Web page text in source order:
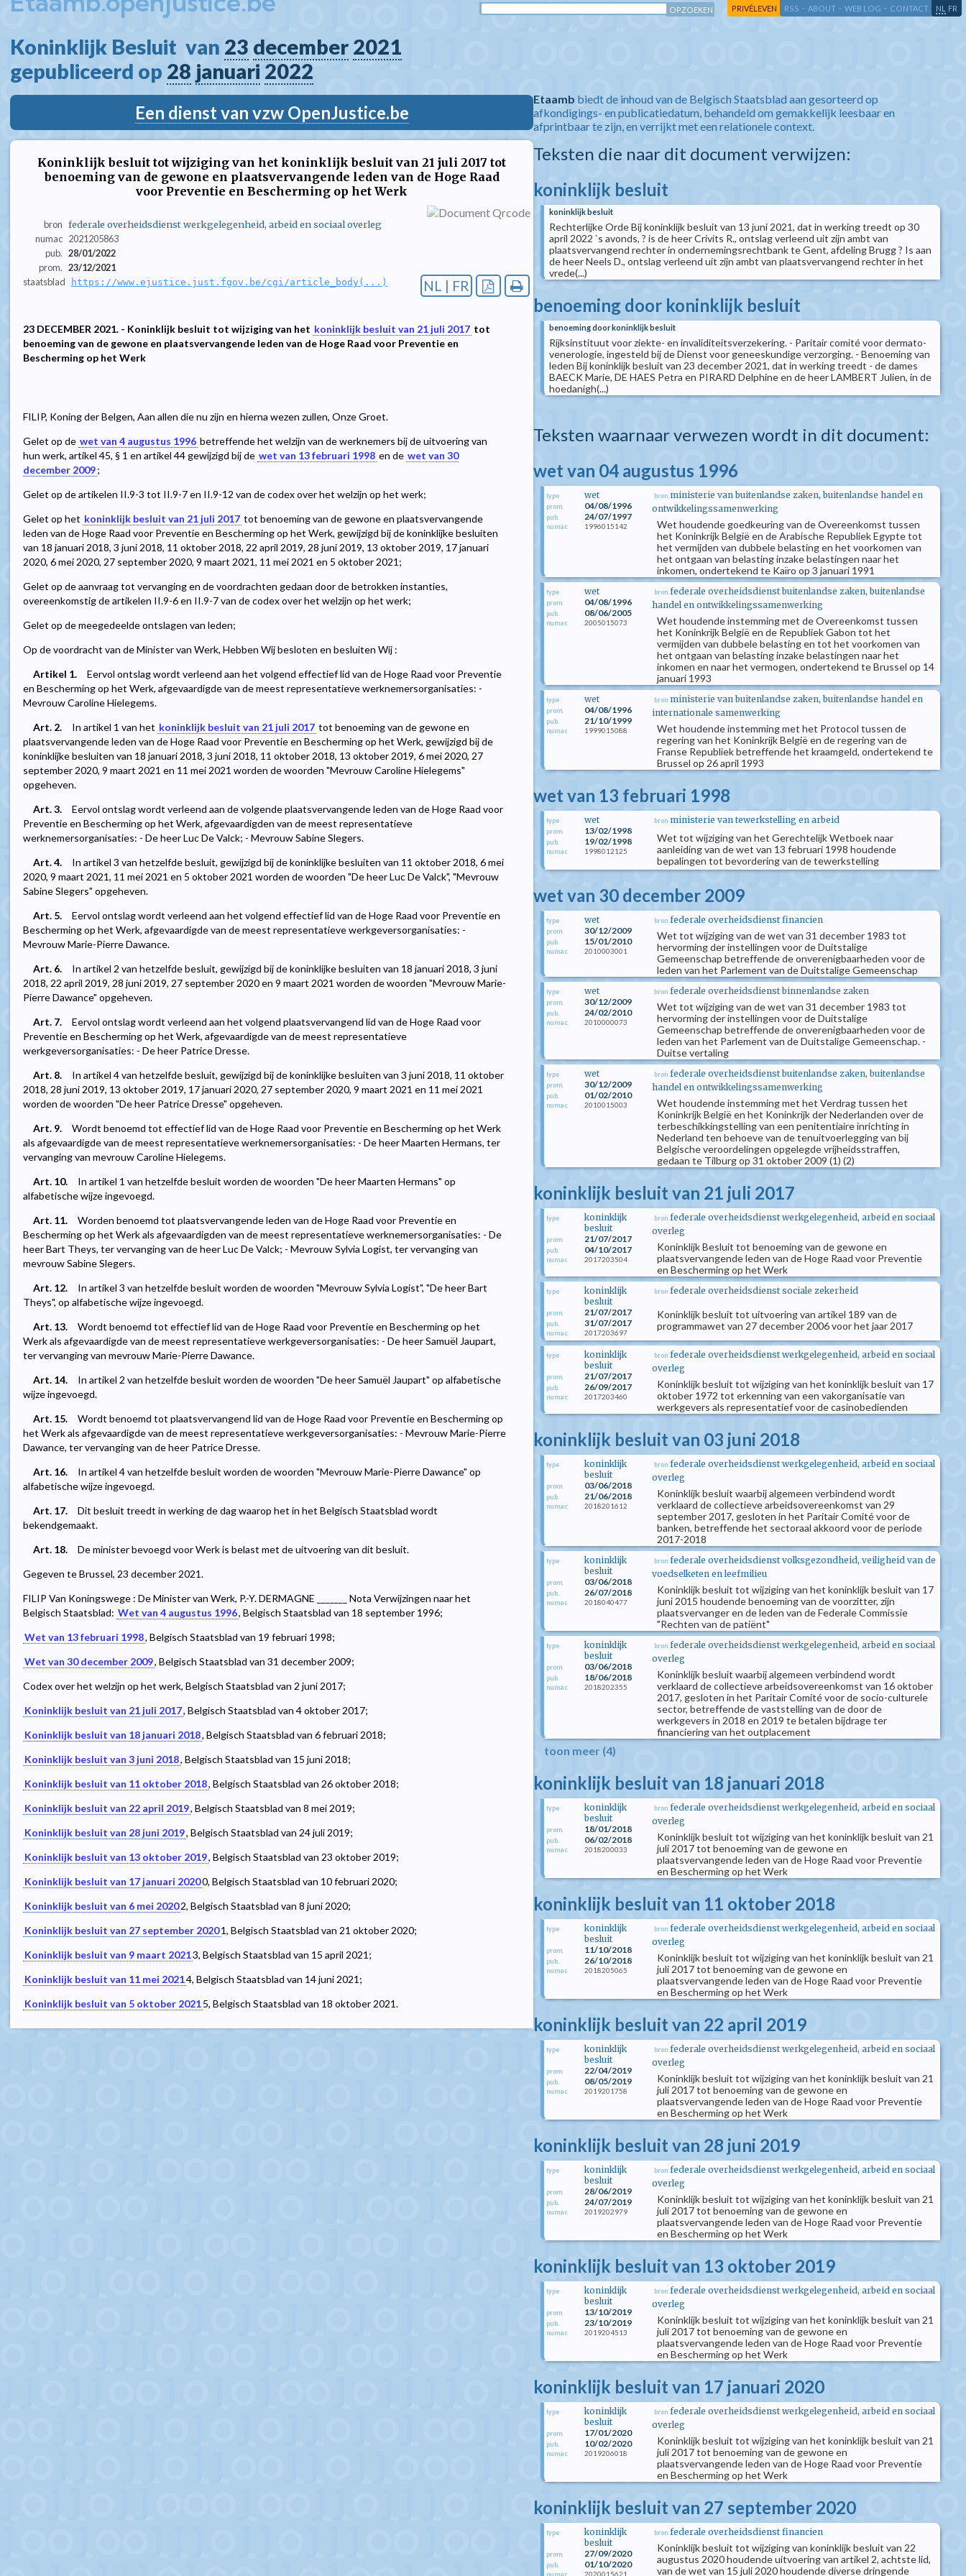
PRIVÉLEVEN RSS - ABOUT - WEB LOG - CONTACT NL FR
Koninklijk Besluit  van 23 december 2021
gepubliceerd op 28 januari 2022
Een dienst van vzw OpenJustice.be
Koninklijk besluit tot wijziging van het koninklijk besluit van 21 juli 2017 tot
benoeming van de gewone en plaatsvervangende leden van de Hoge Raad
voor Preventie en Bescherming op het Werk
bron federale overheidsdienst werkgelegenheid, arbeid en sociaal overleg
numac 2021205863
pub. 28/01/2022
prom. 23/12/2021
staatsblad
https://www.ejustice.just.fgov.be/cgi/article_body(...) NL | FR
23 DECEMBER 2021. - Koninklijk besluit tot wijziging van het koninklijk besluit van 21 juli 2017 tot
benoeming van de gewone en plaatsvervangende leden van de Hoge Raad voor Preventie en
Bescherming op het Werk
FILIP, Koning der Belgen, Aan allen die nu zijn en hierna wezen zullen, Onze Groet.
Gelet op de wet van 4 augustus 1996 betreffende het welzijn van de werknemers bij de uitvoering van
hun werk, artikel 45, § 1 en artikel 44 gewijzigd bij de wet van 13 februari 1998 en de wet van 30
december 2009;
Gelet op de artikelen II.9-3 tot II.9-7 en II.9-12 van de codex over het welzijn op het werk;
Gelet op het koninklijk besluit van 21 juli 2017 tot benoeming van de gewone en plaatsvervangende
leden van de Hoge Raad voor Preventie en Bescherming op het Werk, gewijzigd bij de koninklijke besluiten
van 18 januari 2018, 3 juni 2018, 11 oktober 2018, 22 april 2019, 28 juni 2019, 13 oktober 2019, 17 januari
2020, 6 mei 2020, 27 september 2020, 9 maart 2021, 11 mei 2021 en 5 oktober 2021;
Gelet op de aanvraag tot vervanging en de voordrachten gedaan door de betrokken instanties,
overeenkomstig de artikelen II.9-6 en II.9-7 van de codex over het welzijn op het werk;
Gelet op de meegedeelde ontslagen van leden;
Op de voordracht van de Minister van Werk, Hebben Wij besloten en besluiten Wij :
Artikel 1.
Eervol ontslag wordt verleend aan het volgend effectief lid van de Hoge Raad voor Preventie
en Bescherming op het Werk, afgevaardigde van de meest representatieve werknemersorganisaties: -
Mevrouw Caroline Hielegems.
Art. 2.
In artikel 1 van het koninklijk besluit van 21 juli 2017 tot benoeming van de gewone en
plaatsvervangende leden van de Hoge Raad voor Preventie en Bescherming op het Werk, gewijzigd bij de
koninklijke besluiten van 18 januari 2018, 3 juni 2018, 11 oktober 2018, 13 oktober 2019, 6 mei 2020, 27
september 2020, 9 maart 2021 en 11 mei 2021 worden de woorden "Mevrouw Caroline Hielegems"
opgeheven.
Art. 3.
Eervol ontslag wordt verleend aan de volgende plaatsvervangende leden van de Hoge Raad voor
Preventie en Bescherming op het Werk, afgevaardigden van de meest representatieve
werknemersorganisaties: - De heer Luc De Valck; - Mevrouw Sabine Slegers.
Art. 4.
In artikel 3 van hetzelfde besluit, gewijzigd bij de koninklijke besluiten van 11 oktober 2018, 6 mei
2020, 9 maart 2021, 11 mei 2021 en 5 oktober 2021 worden de woorden "De heer Luc De Valck", "Mevrouw
Sabine Slegers" opgeheven.
Art. 5.
Eervol ontslag wordt verleend aan het volgend effectief lid van de Hoge Raad voor Preventie en
Bescherming op het Werk, afgevaardigde van de meest representatieve werkgeversorganisaties: -
Mevrouw Marie-Pierre Dawance.
Art. 6.
In artikel 2 van hetzelfde besluit, gewijzigd bij de koninklijke besluiten van 18 januari 2018, 3 juni
2018, 22 april 2019, 28 juni 2019, 27 september 2020 en 9 maart 2021 worden de woorden "Mevrouw Marie-
Pierre Dawance" opgeheven.
Art. 7.
Eervol ontslag wordt verleend aan het volgend plaatsvervangend lid van de Hoge Raad voor
Preventie en Bescherming op het Werk, afgevaardigde van de meest representatieve
werkgeversorganisaties: - De heer Patrice Dresse.
Art. 8.
In artikel 4 van hetzelfde besluit, gewijzigd bij de koninklijke besluiten van 3 juni 2018, 11 oktober
2018, 28 juni 2019, 13 oktober 2019, 17 januari 2020, 27 september 2020, 9 maart 2021 en 11 mei 2021
worden de woorden "De heer Patrice Dresse" opgeheven.
Art. 9.
Wordt benoemd tot effectief lid van de Hoge Raad voor Preventie en Bescherming op het Werk
als afgevaardigde van de meest representatieve werknemersorganisaties: - De heer Maarten Hermans, ter
vervanging van mevrouw Caroline Hielegems.
Art. 10.
In artikel 1 van hetzelfde besluit worden de woorden "De heer Maarten Hermans" op
alfabetische wijze ingevoegd.
Art. 11.
Worden benoemd tot plaatsvervangende leden van de Hoge Raad voor Preventie en
Bescherming op het Werk als afgevaardigden van de meest representatieve werknemersorganisaties: - De
heer Bart Theys, ter vervanging van de heer Luc De Valck; - Mevrouw Sylvia Logist, ter vervanging van
mevrouw Sabine Slegers.
Art. 12.
In artikel 3 van hetzelfde besluit worden de woorden "Mevrouw Sylvia Logist", "De heer Bart
Theys", op alfabetische wijze ingevoegd.
Art. 13.
Wordt benoemd tot effectief lid van de Hoge Raad voor Preventie en Bescherming op het
Werk als afgevaardigde van de meest representatieve werkgeversorganisaties: - De heer Samuël Jaupart,
ter vervanging van mevrouw Marie-Pierre Dawance.
Art. 14.
In artikel 2 van hetzelfde besluit worden de woorden "De heer Samuël Jaupart" op alfabetische
wijze ingevoegd.
Art. 15.
Wordt benoemd tot plaatsvervangend lid van de Hoge Raad voor Preventie en Bescherming op
het Werk als afgevaardigde van de meest representatieve werkgeversorganisaties: - Mevrouw Marie-Pierre
Dawance, ter vervanging van de heer Patrice Dresse.
Art. 16.
In artikel 4 van hetzelfde besluit worden de woorden "Mevrouw Marie-Pierre Dawance" op
alfabetische wijze ingevoegd.
Art. 17.
Dit besluit treedt in werking de dag waarop het in het Belgisch Staatsblad wordt
bekendgemaakt.
Art. 18.
De minister bevoegd voor Werk is belast met de uitvoering van dit besluit.
Gegeven te Brussel, 23 december 2021.
FILIP Van Koningswege : De Minister van Werk, P.-Y. DERMAGNE _______ Nota Verwijzingen naar het
Belgisch Staatsblad: Wet van 4 augustus 1996, Belgisch Staatsblad van 18 september 1996;
Wet van 13 februari 1998, Belgisch Staatsblad van 19 februari 1998;
Wet van 30 december 2009, Belgisch Staatsblad van 31 december 2009;
Codex over het welzijn op het werk, Belgisch Staatsblad van 2 juni 2017;
Koninklijk besluit van 21 juli 2017, Belgisch Staatsblad van 4 oktober 2017;
Koninklijk besluit van 18 januari 2018, Belgisch Staatsblad van 6 februari 2018;
Koninklijk besluit van 3 juni 2018, Belgisch Staatsblad van 15 juni 2018;
Koninklijk besluit van 11 oktober 2018, Belgisch Staatsblad van 26 oktober 2018;
Koninklijk besluit van 22 april 2019, Belgisch Staatsblad van 8 mei 2019;
Koninklijk besluit van 28 juni 2019, Belgisch Staatsblad van 24 juli 2019;
Koninklijk besluit van 13 oktober 2019, Belgisch Staatsblad van 23 oktober 2019;
Koninklijk besluit van 17 januari 20200, Belgisch Staatsblad van 10 februari 2020;
Koninklijk besluit van 6 mei 20202, Belgisch Staatsblad van 8 juni 2020;
Koninklijk besluit van 27 september 20201, Belgisch Staatsblad van 21 oktober 2020;
Koninklijk besluit van 9 maart 20213, Belgisch Staatsblad van 15 april 2021;
Koninklijk besluit van 11 mei 20214, Belgisch Staatsblad van 14 juni 2021;
Koninklijk besluit van 5 oktober 20215, Belgisch Staatsblad van 18 oktober 2021.
Etaamb biedt de inhoud van de Belgisch Staatsblad aan gesorteerd op
afkondigings- en publicatiedatum, behandeld om gemakkelijk leesbaar en
afprintbaar te zijn, en verrijkt met een relationele context.
Teksten die naar dit document verwijzen:
koninklijk besluit
koninklijk besluit
Rechterlijke Orde Bij koninklijk besluit van 13 juni 2021, dat in werking treedt op 30
april 2022 `s avonds, ? is de heer Crivits R., ontslag verleend uit zijn ambt van
plaatsvervangend rechter in ondernemingsrechtbank te Gent, afdeling Brugg ? Is aan
de heer Neels D., ontslag verleend uit zijn ambt van plaatsvervangend rechter in het
vrede(...)
benoeming door koninklijk besluit
benoeming door koninklijk besluit
Rijksinstituut voor ziekte- en invaliditeitsverzekering. - Paritair comité voor dermato-
venerologie, ingesteld bij de Dienst voor geneeskundige verzorging. - Benoeming van
leden Bij koninklijk besluit van 23 december 2021, dat in werking treedt - de dames
BAECK Marie, DE HAES Petra en PIRARD Delphine en de heer LAMBERT Julien, in de
hoedanigh(...)
Teksten waarnaar verwezen wordt in dit document:
wet van 04 augustus 1996
type wet
prom. 04/08/1996
pub. 24/07/1997
numac 1996015142
bron ministerie van buitenlandse zaken, buitenlandse handel en
ontwikkelingssamenwerking
Wet houdende goedkeuring van de Overeenkomst tussen
het Koninkrijk België en de Arabische Republiek Egypte tot
het vermijden van dubbele belasting en het voorkomen van
het ontgaan van belasting inzake belastingen naar het
inkomen, ondertekend te Kaïro op 3 januari 1991
type wet
prom. 04/08/1996
pub. 08/06/2005
numac 2005015073
bron federale overheidsdienst buitenlandse zaken, buitenlandse
handel en ontwikkelingssamenwerking
Wet houdende instemming met de Overeenkomst tussen
het Koninkrijk België en de Republiek Gabon tot het
vermijden van dubbele belasting en tot het voorkomen van
het ontgaan van belasting inzake belastingen naar het
inkomen en naar het vermogen, ondertekend te Brussel op 14
januari 1993
type wet
prom. 04/08/1996
pub. 21/10/1999
numac 1999015088
bron ministerie van buitenlandse zaken, buitenlandse handel en
internationale samenwerking
Wet houdende instemming met het Protocol tussen de
regering van het Koninkrijk België en de regering van de
Franse Republiek betreffende het kraamgeld, ondertekend te
Brussel op 26 april 1993
wet van 13 februari 1998
type wet
prom. 13/02/1998
pub. 19/02/1998
numac 1998012125
bron ministerie van tewerkstelling en arbeid
Wet tot wijziging van het Gerechtelijk Wetboek naar
aanleiding van de wet van 13 februari 1998 houdende
bepalingen tot bevordering van de tewerkstelling
wet van 30 december 2009
type wet
prom. 30/12/2009
pub. 15/01/2010
numac 2010003001
bron federale overheidsdienst financien
Wet tot wijziging van de wet van 31 december 1983 tot
hervorming der instellingen voor de Duitstalige
Gemeenschap betreffende de onverenigbaarheden voor de
leden van het Parlement van de Duitstalige Gemeenschap
type wet
prom. 30/12/2009
pub. 24/02/2010
numac 2010000073
bron federale overheidsdienst binnenlandse zaken
Wet tot wijziging van de wet van 31 december 1983 tot
hervorming der instellingen voor de Duitstalige
Gemeenschap betreffende de onverenigbaarheden voor de
leden van het Parlement van de Duitstalige Gemeenschap. -
Duitse vertaling
type wet
prom. 30/12/2009
pub. 01/02/2010
numac 2010015003
bron federale overheidsdienst buitenlandse zaken, buitenlandse
handel en ontwikkelingssamenwerking
Wet houdende instemming met het Verdrag tussen het
Koninkrijk België en het Koninkrijk der Nederlanden over de
terbeschikkingstelling van een penitentiaire inrichting in
Nederland ten behoeve van de tenuitvoerlegging van bij
Belgische veroordelingen opgelegde vrijheidsstraffen,
gedaan te Tilburg op 31 oktober 2009 (1) (2)
koninklijk besluit van 21 juli 2017
type
koninklijk
besluit
prom. 21/07/2017
pub. 04/10/2017
numac 2017203504
bron federale overheidsdienst werkgelegenheid, arbeid en sociaal
overleg
Koninklijk Besluit tot benoeming van de gewone en
plaatsvervangende leden van de Hoge Raad voor Preventie
en Bescherming op het Werk
type
koninklijk
besluit
prom. 21/07/2017
pub. 31/07/2017
numac 2017203697
bron federale overheidsdienst sociale zekerheid
Koninklijk besluit tot uitvoering van artikel 189 van de
programmawet van 27 december 2006 voor het jaar 2017
type
koninklijk
besluit
prom. 21/07/2017
pub. 26/09/2017
numac 2017203460
bron federale overheidsdienst werkgelegenheid, arbeid en sociaal
overleg
Koninklijk besluit tot wijziging van het koninklijk besluit van 17
oktober 1972 tot erkenning van een vakorganisatie van
werkgevers als representatief voor de casinobedienden
koninklijk besluit van 03 juni 2018
type
koninklijk
besluit
prom. 03/06/2018
pub. 21/06/2018
numac 2018201612
bron federale overheidsdienst werkgelegenheid, arbeid en sociaal
overleg
Koninklijk besluit waarbij algemeen verbindend wordt
verklaard de collectieve arbeidsovereenkomst van 29
september 2017, gesloten in het Paritair Comité voor de
banken, betreffende het sectoraal akkoord voor de periode
2017-2018
type
koninklijk
besluit
prom. 03/06/2018
pub. 26/07/2018
numac 2018040477
bron federale overheidsdienst volksgezondheid, veiligheid van de
voedselketen en leefmilieu
Koninklijk besluit tot wijziging van het koninklijk besluit van 17
juni 2015 houdende benoeming van de voorzitter, zijn
plaatsvervanger en de leden van de Federale Commissie
"Rechten van de patiënt"
type
koninklijk
besluit
prom. 03/06/2018
pub. 18/06/2018
numac 2018202355
bron federale overheidsdienst werkgelegenheid, arbeid en sociaal
overleg
Koninklijk besluit waarbij algemeen verbindend wordt
verklaard de collectieve arbeidsovereenkomst van 16 oktober
2017, gesloten in het Paritair Comité voor de socio-culturele
sector, betreffende de vaststelling van de door de
werkgevers in 2018 en 2019 te betalen bijdrage ter
financiering van het outplacement
toon meer (4)
koninklijk besluit van 18 januari 2018
type
koninklijk
besluit
prom. 18/01/2018
pub. 06/02/2018
numac 2018200033
bron federale overheidsdienst werkgelegenheid, arbeid en sociaal
overleg
Koninklijk besluit tot wijziging van het koninklijk besluit van 21
juli 2017 tot benoeming van de gewone en
plaatsvervangende leden van de Hoge Raad voor Preventie
en Bescherming op het Werk
koninklijk besluit van 11 oktober 2018
type
koninklijk
besluit
prom. 11/10/2018
pub. 26/10/2018
numac 2018205065
bron federale overheidsdienst werkgelegenheid, arbeid en sociaal
overleg
Koninklijk besluit tot wijziging van het koninklijk besluit van 21
juli 2017 tot benoeming van de gewone en
plaatsvervangende leden van de Hoge Raad voor Preventie
en Bescherming op het Werk
koninklijk besluit van 22 april 2019
type
koninklijk
besluit
prom. 22/04/2019
pub. 08/05/2019
numac 2019201758
bron federale overheidsdienst werkgelegenheid, arbeid en sociaal
overleg
Koninklijk besluit tot wijziging van het koninklijk besluit van 21
juli 2017 tot benoeming van de gewone en
plaatsvervangende leden van de Hoge Raad voor Preventie
en Bescherming op het Werk
koninklijk besluit van 28 juni 2019
type
koninklijk
besluit
prom. 28/06/2019
pub. 24/07/2019
numac 2019202979
bron federale overheidsdienst werkgelegenheid, arbeid en sociaal
overleg
Koninklijk besluit tot wijziging van het koninklijk besluit van 21
juli 2017 tot benoeming van de gewone en
plaatsvervangende leden van de Hoge Raad voor Preventie
en Bescherming op het Werk
koninklijk besluit van 13 oktober 2019
type
koninklijk
besluit
prom. 13/10/2019
pub. 23/10/2019
numac 2019204513
bron federale overheidsdienst werkgelegenheid, arbeid en sociaal
overleg
Koninklijk besluit tot wijziging van het koninklijk besluit van 21
juli 2017 tot benoeming van de gewone en
plaatsvervangende leden van de Hoge Raad voor Preventie
en Bescherming op het Werk
koninklijk besluit van 17 januari 2020
type
koninklijk
besluit
prom. 17/01/2020
pub. 10/02/2020
numac 2019206018
bron federale overheidsdienst werkgelegenheid, arbeid en sociaal
overleg
Koninklijk besluit tot wijziging van het koninklijk besluit van 21
juli 2017 tot benoeming van de gewone en
plaatsvervangende leden van de Hoge Raad voor Preventie
en Bescherming op het Werk
koninklijk besluit van 27 september 2020
type
koninklijk
besluit
prom. 27/09/2020
pub. 01/10/2020
numac 2020015621
bron federale overheidsdienst financien
Koninklijk besluit tot wijziging van koninklijk besluit van 22
augustus 2020 houdende uitvoering van artikel 2, achtste lid,
van de wet van 15 juli 2020 houdende diverse dringende